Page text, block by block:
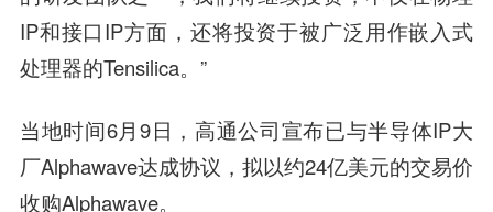
IP和接口IP方面，还将投资于被广泛用作嵌入式
处理器的Tensilica。”
当地时间6月9日， 高通公司宣布已与半导体IP大
厂Alphawave达成协议，拟以约24亿美元的交易价
收购Alphawave。